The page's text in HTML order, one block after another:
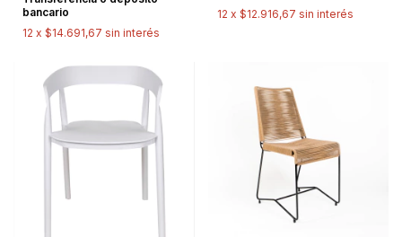
bancario
12 x $14.691,67 sin interés
12 x $12.916,67 sin interés